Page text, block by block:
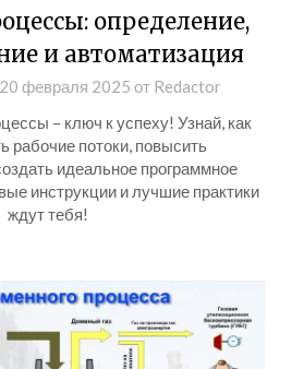
определение,
и автоматизация
20 февраля 2025 от Redactor
– ключ к успеху! Узнай, как
рабочие потоки, повысить
идеальное программное
инструкции и лучшие практики
ждут тебя!